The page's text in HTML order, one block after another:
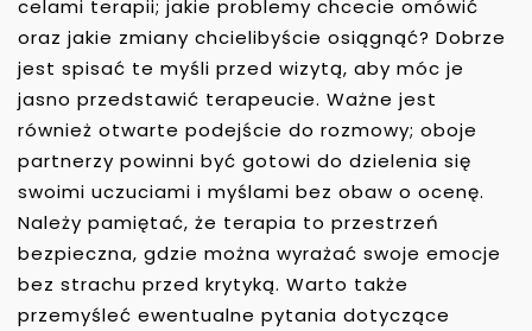
celami terapii; jakie problemy chcecie omówić
oraz jakie zmiany chcielibyście osiągnąć? Dobrze
jest spisać te myśli przed wizytą, aby móc je
jasno przedstawić terapeucie. Ważne jest
również otwarte podejście do rozmowy; oboje
partnerzy powinni być gotowi do dzielenia się
swoimi uczuciami i myślami bez obaw o ocenę.
Należy pamiętać, że terapia to przestrzeń
bezpieczna, gdzie można wyrażać swoje emocje
bez strachu przed krytyką. Warto także
przemyśleć ewentualne pytania dotyczące